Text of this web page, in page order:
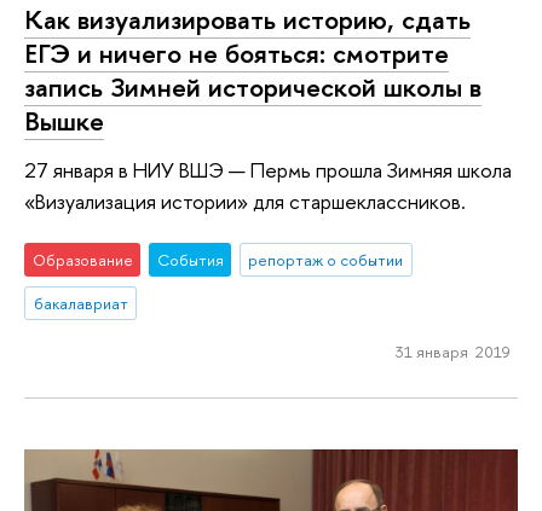
Как визуализировать историю, сдать
ЕГЭ и ничего не бояться: смотрите
запись Зимней исторической школы в
Вышке
27 января в НИУ ВШЭ — Пермь прошла Зимняя школа
«Визуализация истории» для старшеклассников.
Образование События
репортаж о событии
бакалавриат
31 января 2019